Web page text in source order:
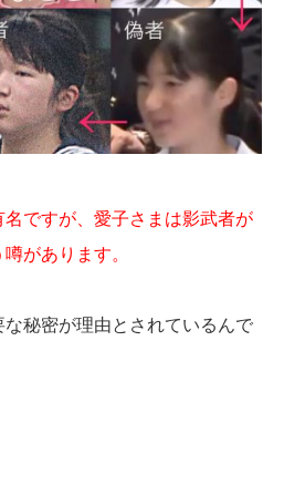
ですが、愛子さまは影武者が
があります。
秘密が理由とされているんで